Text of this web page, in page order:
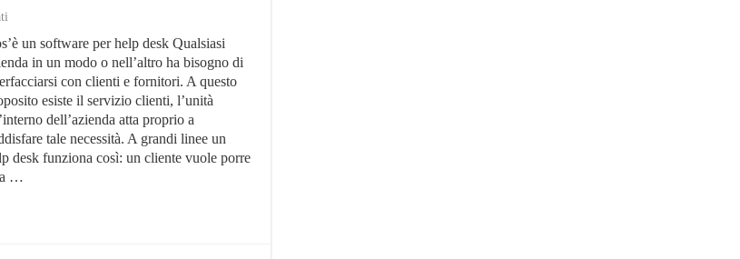
Miglior
Software
per
HelpDesk
e
Supporto
clienti?
un software per help desk Qualsiasi
in un modo o nell’altro ha bisogno di
con clienti e fornitori. A questo
esiste il servizio clienti, l’unità
dell’azienda atta proprio a
tale necessità. A grandi linee un
desk funziona così: un cliente vuole porre
…